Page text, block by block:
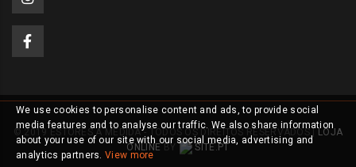
© 2019 ESTORES À MEDIDA - TODOS OS DIREITOS RESERVADOS |
LOJA
ONLINE BY SITE.PT
We use cookies to personalise content and ads, to provide social
media features and to analyse our traffic. We also share information
about your use of our site with our social media, advertising and
analytics partners.View more